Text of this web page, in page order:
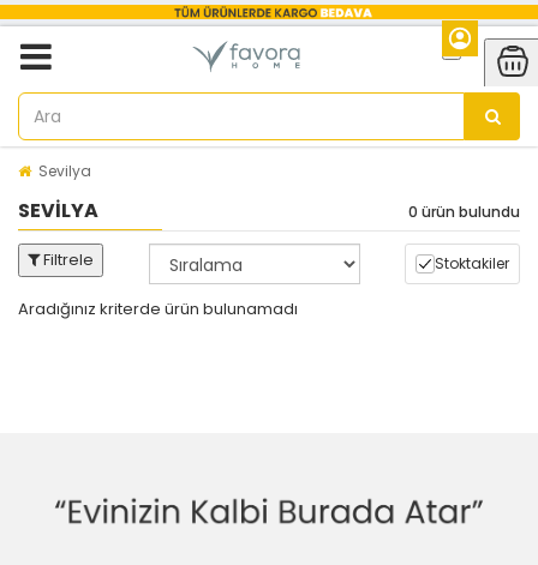
Sevilya
SEVILYA 0 ürün bulundu
Filtrele Stoktakiler
Aradığınız kriterde ürün bulunamadı